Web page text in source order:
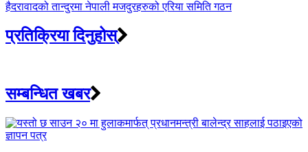
हैदरावादको तान्दुरमा नेपाली मजदुरहरुको एरिया समिति गठन
प्रतिक्रिया दिनुहोस्
सम्बन्धित खबर